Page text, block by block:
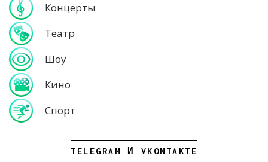
Концерты
Театр
Шоу
Кино
Спорт
TELEGRAM И VKONTAKTE